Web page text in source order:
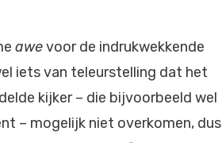
awevoor de indrukwekkende
iets van teleurstelling dat het
kijker – die bijvoorbeeld wel
– mogelijk niet overkomen, dus